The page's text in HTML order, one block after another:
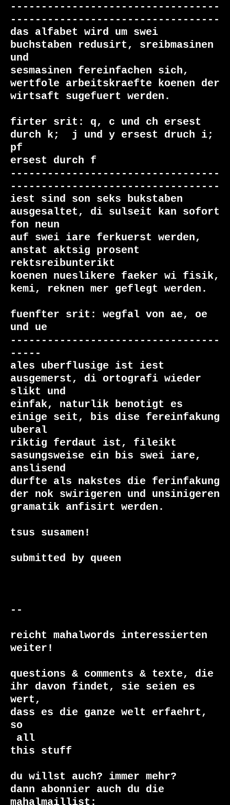
----------------------------------
----------------------------------
das alfabet wird um swei
buchstaben redusirt, sreibmasinen
und
sesmasinen fereinfachen sich,
wertfole arbeitskraefte koenen der
wirtsaft sugefuert werden.
firter srit: q, c und ch ersest
durch k;  j und y ersest druch i;
pf
ersest durch f
----------------------------------
----------------------------------
iest sind son seks bukstaben
ausgesaltet, di sulseit kan sofort
fon neun
auf swei iare ferkuerst werden,
anstat aktsig prosent
rektsreibunterikt
koenen nueslikere faeker wi fisik,
kemi, reknen mer geflegt werden.
fuenfter srit: wegfal von ae, oe
und ue
----------------------------------
-----
ales uberflusige ist iest
ausgemerst, di ortografi wieder
slikt und
einfak, naturlik benotigt es
einige seit, bis dise fereinfakung
uberal
riktig ferdaut ist, fileikt
sasungsweise ein bis swei iare,
anslisend
durfte als nakstes die ferinfakung
der nok swirigeren und unsinigeren
gramatik anfisirt werden.
tsus susamen!
submitted by queen
--
reicht mahalwords interessierten
weiter!
questions & comments & texte, die
ihr davon findet, sie seien es
wert,
dass es die ganze welt erfaehrt,
this stuff
du willst auch? immer mehr?
dann abonnier auch du die